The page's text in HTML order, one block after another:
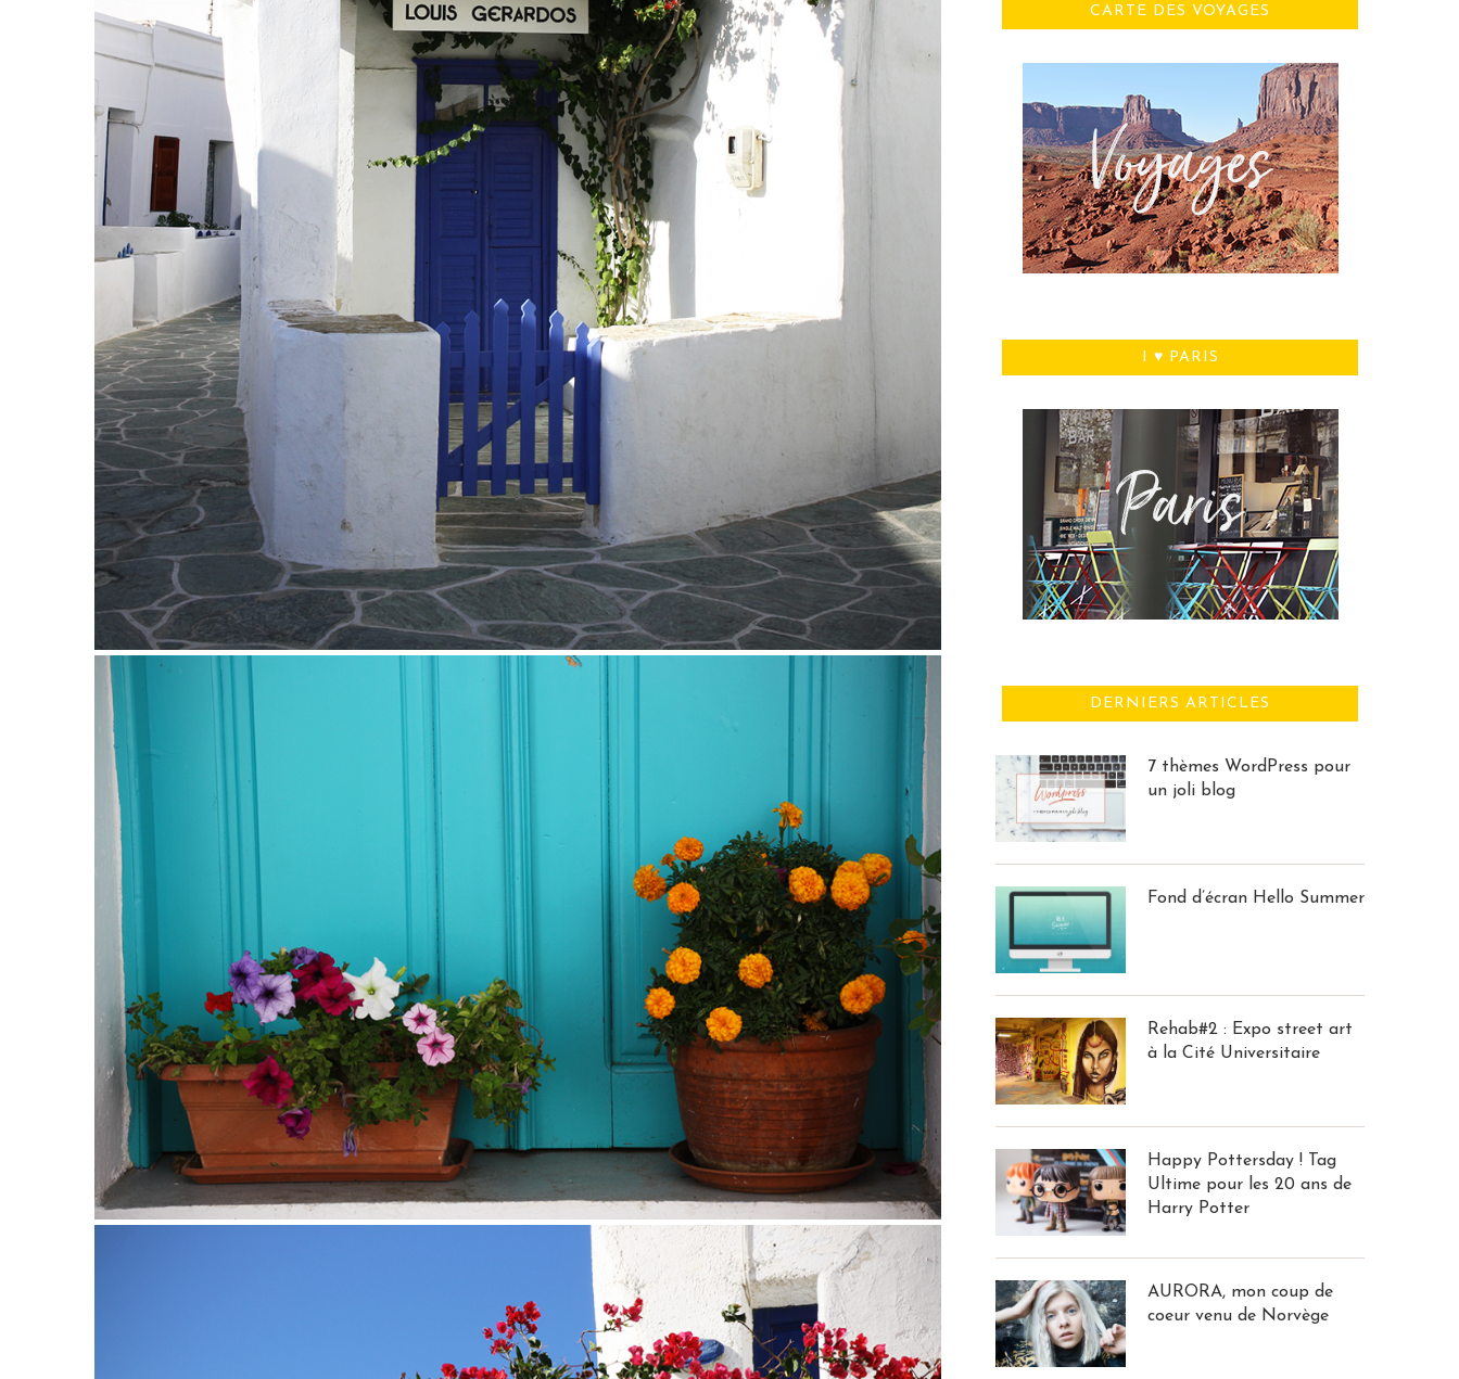
CARTE DES VOYAGES
I ♥ PARIS
DERNIERS ARTICLES
7 thèmes WordPress pour
un joli blog
Fond d’écran Hello Summer
Rehab#2 : Expo street art
à la Cité Universitaire
Happy Pottersday ! Tag
Ultime pour les 20 ans de
Harry Potter
AURORA, mon coup de
coeur venu de Norvège